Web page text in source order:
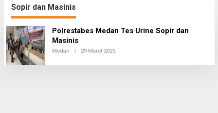
Nugroho Terkait Dugaan
Kasus Notifikasi
Perbankan
Sopir dan Masinis
Polrestabes Medan Tes Urine Sopir dan
Masinis
Medan | 29 Maret 2025O
E